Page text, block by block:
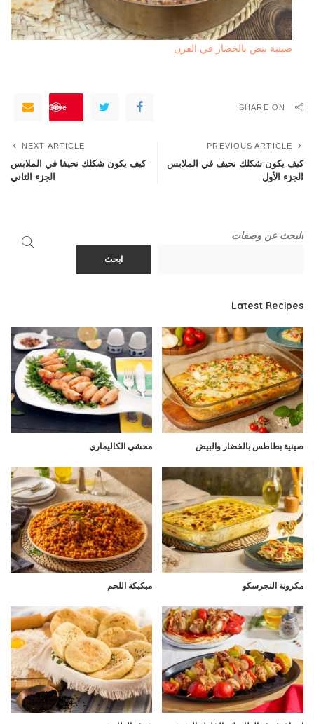
صينية بيض بالخضار في الفرن
SHARE ON
Save
PREVIOUS ARTICLE
كيف يكون شكلك نحيف في الملابس
الجزء الأول
NEXT ARTICLE
كيف يكون شكلك نحيفا في الملابس
الجزء الثاني
البحث عن وصفات
ابحث
Latest Recipes
صينية بطاطس بالخضار والبيض محشي الكاليماري
مكرونة النجرسكو مبكبكة اللحم